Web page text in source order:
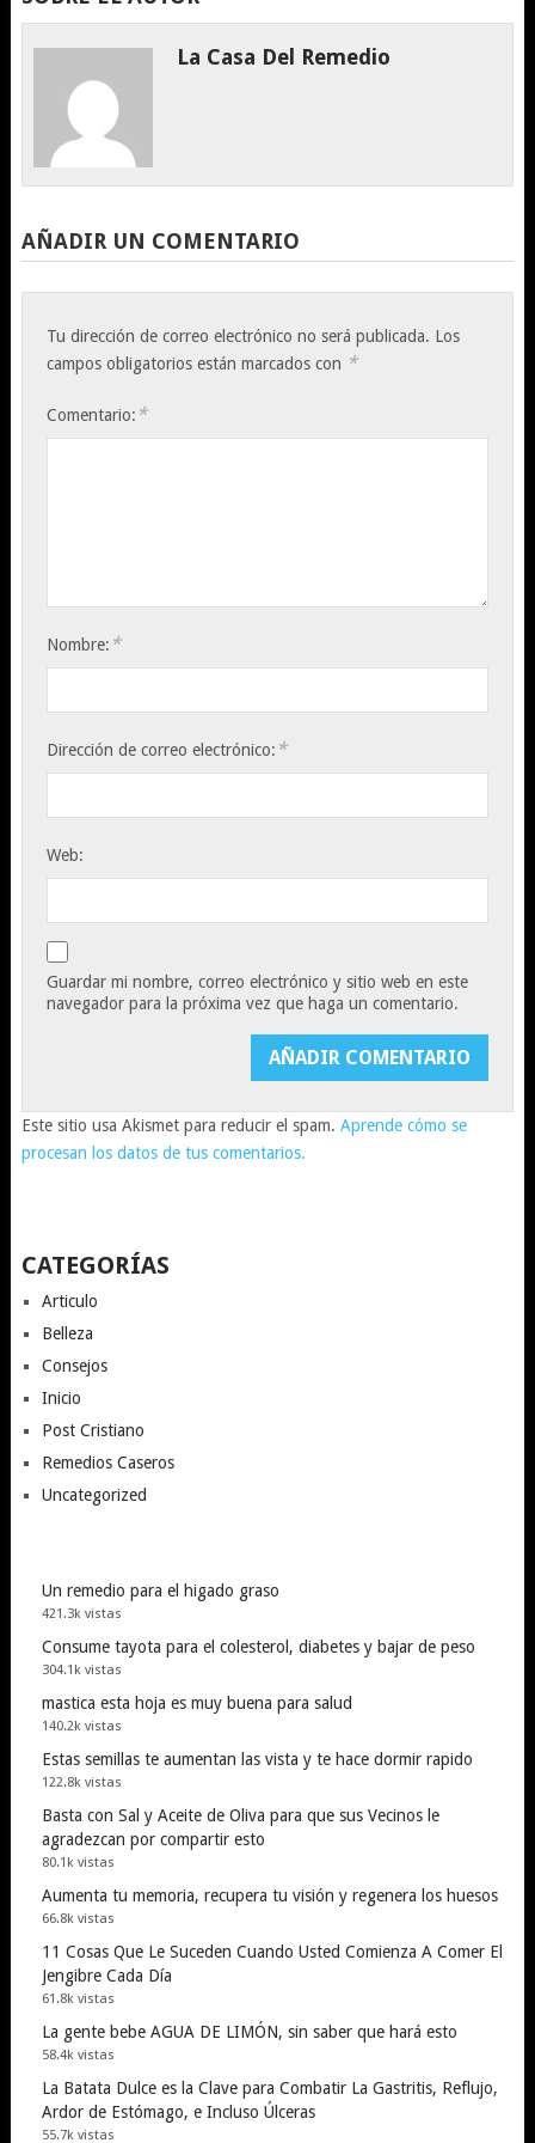
La Casa Del Remedio
AÑADIR UN COMENTARIO
Tu dirección de correo electrónico no será publicada. Los
campos obligatorios están marcados con *
Comentario: *
Nombre: *
Dirección de correo electrónico: *
Web:
Guardar mi nombre, correo electrónico y sitio web en este
navegador para la próxima vez que haga un comentario.
Este sitio usa Akismet para reducir el spam. Aprende cómo se
procesan los datos de tus comentarios.
CATEGORÍAS
Articulo
Belleza
Consejos
Inicio
Post Cristiano
Remedios Caseros
Uncategorized
Un remedio para el higado graso
421.3k vistas
Consume tayota para el colesterol, diabetes y bajar de peso
304.1k vistas
mastica esta hoja es muy buena para salud
140.2k vistas
Estas semillas te aumentan las vista y te hace dormir rapido
122.8k vistas
Basta con Sal y Aceite de Oliva para que sus Vecinos le
agradezcan por compartir esto
80.1k vistas
Aumenta tu memoria, recupera tu visión y regenera los huesos
66.8k vistas
11 Cosas Que Le Suceden Cuando Usted Comienza A Comer El
Jengibre Cada Día
61.8k vistas
La gente bebe AGUA DE LIMÓN, sin saber que hará esto
58.4k vistas
La Batata Dulce es la Clave para Combatir La Gastritis, Reflujo,
Ardor de Estómago, e Incluso Úlceras
55.7k vistas